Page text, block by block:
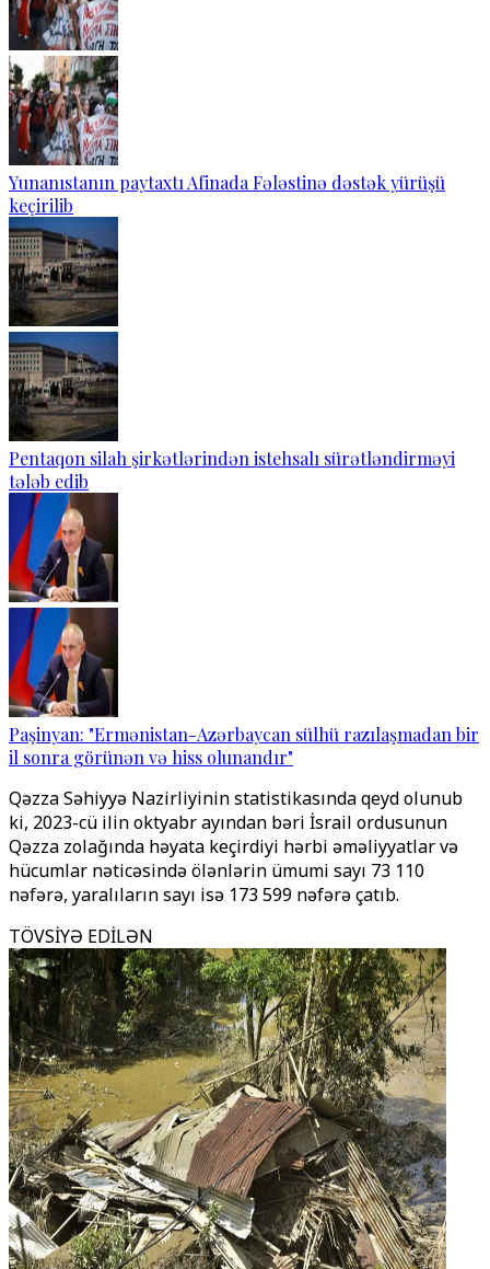
Yunanıstanın paytaxtı Afinada Fələstinə dəstək yürüşü
keçirilib
Pentaqon silah şirkətlərindən istehsalı sürətləndirməyi
tələb edib
Paşinyan: "Ermənistan-Azərbaycan sülhü razılaşmadan bir
il sonra görünən və hiss olunandır"
Qəzza Səhiyyə Nazirliyinin statistikasında qeyd olunub
ki, 2023-cü ilin oktyabr ayından bəri İsrail ordusunun
Qəzza zolağında həyata keçirdiyi hərbi əməliyyatlar və
hücumlar nəticəsində ölənlərin ümumi sayı 73 110
nəfərə, yaralıların sayı isə 173 599 nəfərə çatıb.
TÖVSİYƏ EDİLƏN